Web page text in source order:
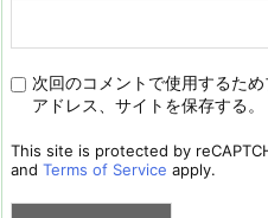
次回のコメントで使用するた
アドレス、サイトを保存する。
This site is protected by
and Terms of Service apply.